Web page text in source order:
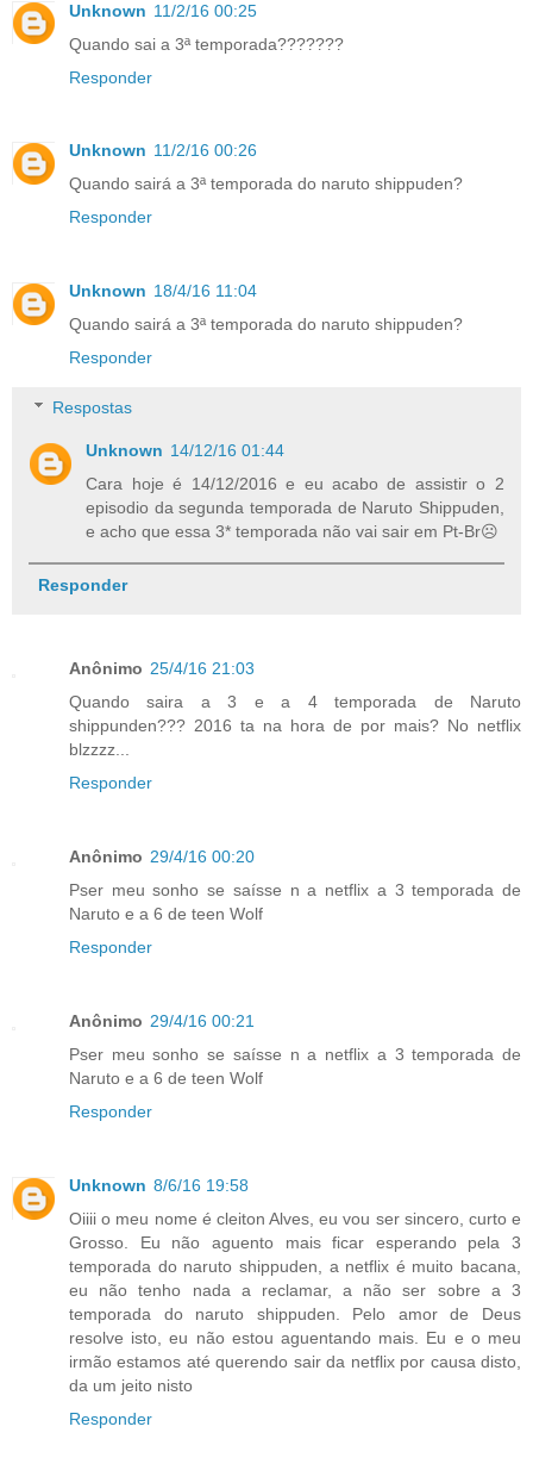
Unknown 11/2/16 00:25
Quando sai a 3ª temporada???????
Responder
Unknown 11/2/16 00:26
Quando sairá a 3ª temporada do naruto shippuden?
Responder
Unknown 18/4/16 11:04
Quando sairá a 3ª temporada do naruto shippuden?
Responder
Respostas
Unknown 14/12/16 01:44
Cara hoje é 14/12/2016 e eu acabo de assistir o 2
episodio da segunda temporada de Naruto Shippuden,
e acho que essa 3* temporada não vai sair em Pt-Br☹
Responder
Anônimo 25/4/16 21:03
Quando saira a 3 e a 4 temporada de Naruto
shippunden??? 2016 ta na hora de por mais? No netflix
blzzzz...
Responder
Anônimo 29/4/16 00:20
Pser meu sonho se saísse n a netflix a 3 temporada de
Naruto e a 6 de teen Wolf
Responder
Anônimo 29/4/16 00:21
Pser meu sonho se saísse n a netflix a 3 temporada de
Naruto e a 6 de teen Wolf
Responder
Unknown 8/6/16 19:58
Oiiii o meu nome é cleiton Alves, eu vou ser sincero, curto e
Grosso. Eu não aguento mais ficar esperando pela 3
temporada do naruto shippuden, a netflix é muito bacana,
eu não tenho nada a reclamar, a não ser sobre a 3
temporada do naruto shippuden. Pelo amor de Deus
resolve isto, eu não estou aguentando mais. Eu e o meu
irmão estamos até querendo sair da netflix por causa disto,
da um jeito nisto
Responder